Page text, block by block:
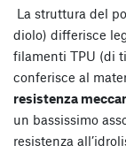
La struttura del
diolo) differisce
filamenti TPU (di
conferisce al
resistenza
un bassissimo
resistenza